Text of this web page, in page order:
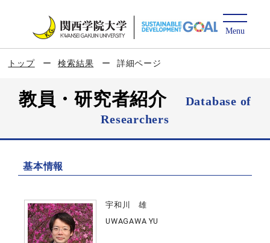
トップ 検索結果 詳細ページ
教員・研究者紹介
Database of
Researchers
基本情報
宇和川 雄
UWAGAWA YU